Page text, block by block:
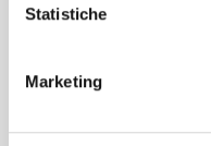
Statistiche
Marketing